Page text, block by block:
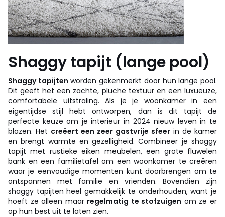
Shaggy tapijt (lange pool)
Shaggy tapijten worden gekenmerkt door hun lange pool.
Dit geeft het een zachte, pluche textuur en een luxueuze,
comfortabele uitstraling. Als je je woonkamerin een
eigentijdse stijl hebt ontworpen, dan is dit tapijt de
perfecte keuze om je interieur in 2024 nieuw leven in te
blazen. Het creëert een zeer gastvrije sfeer in de kamer
en brengt warmte en gezelligheid. Combineer je shaggy
tapijt met rustieke eiken meubelen, een grote fluwelen
bank en een familietafel om een woonkamer te creëren
waar je eenvoudige momenten kunt doorbrengen om te
ontspannen met familie en vrienden. Bovendien zijn
shaggy tapijten heel gemakkelijk te onderhouden, want je
hoeft ze alleen maar regelmatig te stofzuigen om ze er
op hun best uit te laten zien.